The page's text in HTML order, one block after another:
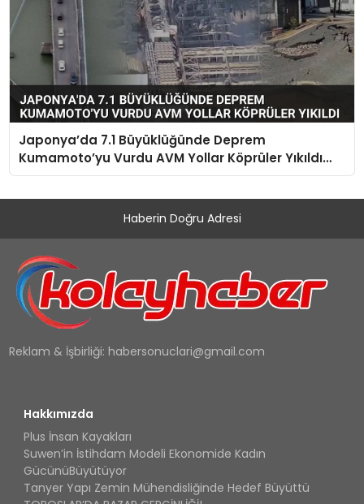
Japonya’da 7.1 Büyüklüğünde Deprem
Kumamoto’yu Vurdu AVM Yollar Köprüler Yıkıldı
Çok Sayıda Can Kaybı Var
Haberin Doğru Adresi
Reklam & İşbirliği: habersonuclari@gmail.com
Hakkımızda
Plus İnsan Kayakları
Suwen’in İstihdam Modeli Ekonomide Kadın
GücünüBüyütüyor
Tanyer Yapı Zemin Mühendisliğinde Hedef Büyüttü